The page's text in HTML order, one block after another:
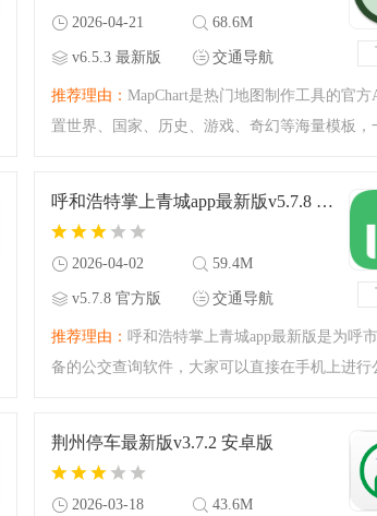
2026-04-21 68.6M
v6.5.3 最新版 交通导航
推荐理由： MapChart是热门地图制作工具的官方
置世界、国家、历史、游戏、奇幻等海量模板，
PNG/SVG/PDF，适配教育、创作、数据可视化等
呼和浩特掌上青城app最新版v5.7.8 官方版
2026-04-02 59.4M
v5.7.8 官方版 交通导航
推荐理由： 呼和浩特掌上青城app最新版是为呼
备的公交查询软件，大家可以直接在手机上进行
排自己的出门时间，避免错过坐车的时间，还支
荆州停车最新版v3.7.2 安卓版
2026-03-18 43.6M